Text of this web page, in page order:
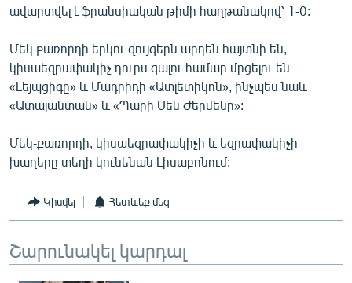
«Ազատության» բոլոր կայքերը
ավարտվել է ֆրանսիական թիմի հաղթանակով՝ 1-0:
Մեկ քառորդի երկու զույգերն արդեն հայտնի են,
կիսաեզրափակիչ դուրս գալու համար մրցելու են
«Լեյպցիգը» և Մադրիդի «Ատլետիկոն», ինչպես նաև
«Ատալանտան» և «Պարի Սեն Ժերմենը»:
Մեկ-քառորդի, կիսաեզրափակիչի և եզրափակիչի
խաղերը տեղի կունենան Լիսաբոնում:
Կիսվել Հետևեք մեզ
Շարունակել կարդալ